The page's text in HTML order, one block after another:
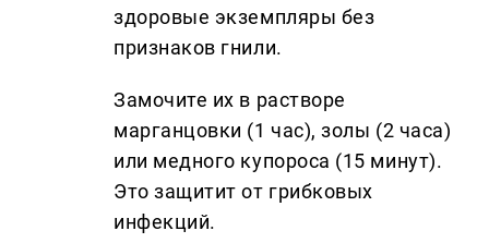
здоровые экземпляры без
признаков гнили.
Замочите их в растворе
марганцовки (1 час), золы (2 часа)
или медного купороса (15 минут).
Это защитит от грибковых
инфекций.